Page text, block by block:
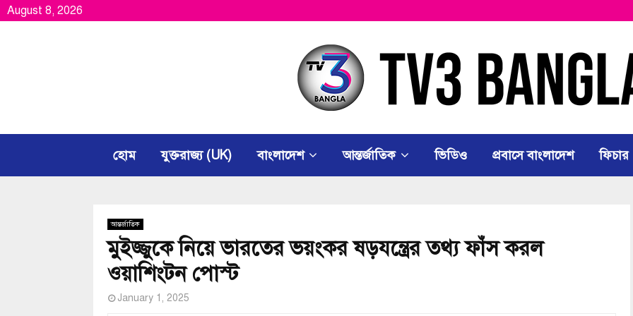
August 8, 2026
হোম যুক্তরাজ্য (UK) বাংলাদেশ আন্তর্জাতিক ভিডিও প্রবাসে বাংলাদেশ ফিচার
আন্তর্জাতিক
মুইজ্জুকে নিয়ে ভারতের ভয়ংকর ষড়যন্ত্রের তথ্য ফাঁস করল
ওয়াশিংটন পোস্ট
January 1, 2025